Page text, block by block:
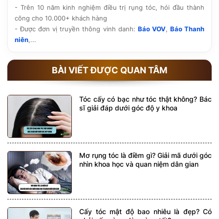
- Trên 10 năm kinh nghiệm điều trị rụng tóc, hói đầu thành
công cho 10.000+ khách hàng
- Được đơn vị truyền thông vinh danh: Báo VOV, Báo Thanh
niên,...
BÀI VIẾT ĐƯỢC QUAN TÂM
Tóc cấy có bạc như tóc thật không? Bác
sĩ giải đáp dưới góc độ y khoa
Mơ rụng tóc là điềm gì? Giải mã dưới góc
nhìn khoa học và quan niệm dân gian
Cấy tóc mật độ bao nhiêu là đẹp? Có